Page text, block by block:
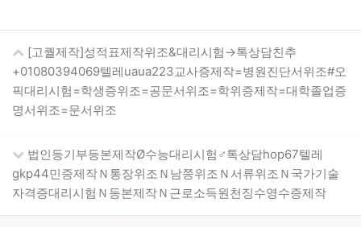
[고퀄제작]성적표제작위조&대리시험→톡상담친추
+01080394069텔레uaua223교사증제작=병원진단서위조#오
픽대리시험=학생증위조=공문서위조=학위증제작=대학졸업증
명서위조=문서위조
법인등기부등본제작Ø수능대리시험♂톡상담hop67텔레
gkp44민증제작Ｎ통장위조Ｎ남쯩위조Ｎ서류위조Ｎ국가기술
자격증대리시험Ｎ등본제작Ｎ근로소득원천징수영수증제작